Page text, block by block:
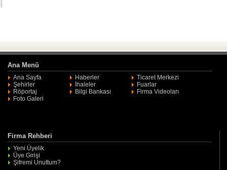
Ana Menü
Ana Sayfa Haberler
Ticaret Merkezi
Şehirler
İhaleler
Fuarlar
Röportaj
Bilgi Bankası
Firma Videoları
Foto Galeri
Firma Rehberi
Yeni Üyelik
Üye Girişi
Şifremi Unuttum?